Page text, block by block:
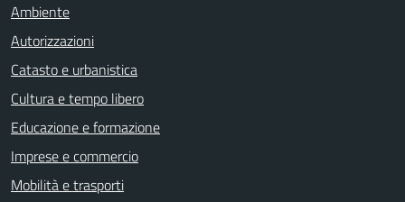
Ambiente
Autorizzazioni
Catasto e urbanistica
Cultura e tempo libero
Educazione e formazione
Imprese e commercio
Mobilità e trasporti